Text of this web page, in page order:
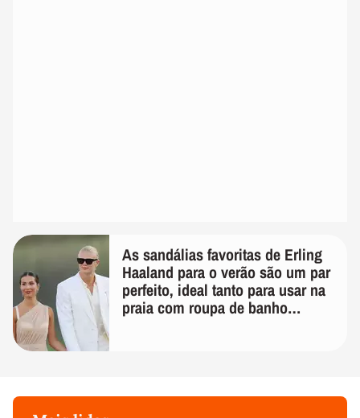
As sandálias favoritas de Erling
Haaland para o verão são um par
perfeito, ideal tanto para usar na
praia com roupa de banho